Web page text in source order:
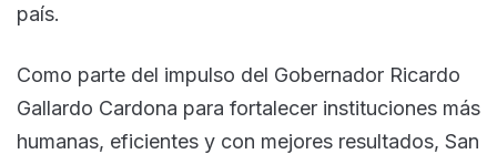
país.
Como parte del impulso del Gobernador Ricardo
Gallardo Cardona para fortalecer instituciones más
humanas, eficientes y con mejores resultados, San